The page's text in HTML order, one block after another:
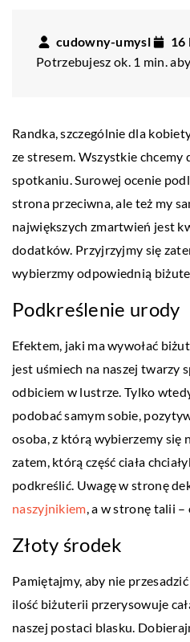
cudowny-umysl
16
Potrzebujesz ok. 1 min.
Randka, szczególnie dla
ze stresem. Wszystkie chcemy
spotkaniu. Surowej ocenie
strona przeciwna, ale też my
największych zmartwień jest
dodatków. Przyjrzyjmy się
wybierzmy odpowiednią
Podkreślenie urody
Efektem, jaki ma wywołać
jest uśmiech na naszej twarzy
odbiciem w lustrze. Tylko
podobać samym sobie,
osoba, z którą wybierzemy się
zatem, którą część ciała
podkreślić. Uwagę w stronę
naszyjnikiem, a w stronę talii –
Złoty środek
Pamiętajmy, aby nie
ilość biżuterii przerysowuje
naszej postaci blasku.